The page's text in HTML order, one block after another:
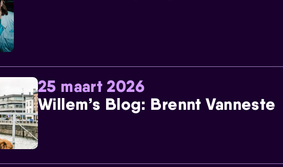
25 maart 2026
Willem’s Blog: Brennt Vanneste